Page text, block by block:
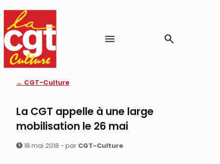
← CGT-Culture
La CGT appelle à une large
mobilisation le 26 mai
18 mai 2018 - par CGT-Culture